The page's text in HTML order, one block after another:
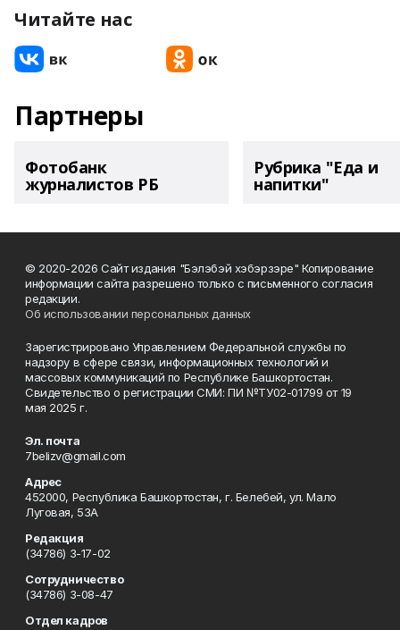
Читайте нас
Партнеры
Фотобанк
журналистов РБ
Рубрика "Еда и
напитки"
© 2020-2026 Сайт издания "Бэлэбэй хэбэрзэре" Копирование
информации сайта разрешено только с письменного согласия
редакции.
Об использовании персональных данных
Зарегистрировано Управлением Федеральной службы по
надзору в сфере связи, информационных технологий и
массовых коммуникаций по Республике Башкортостан.
Свидетельство о регистрации СМИ: ПИ №ТУ02-01799 от 19
мая 2025 г.
Эл. почта
7belizv@gmail.com
Адрес
452000, Республика Башкортостан, г. Белебей, ул. Мало
Луговая, 53А
Редакция
(34786) 3-17-02
Сотрудничество
(34786) 3-08-47
Отдел кадров